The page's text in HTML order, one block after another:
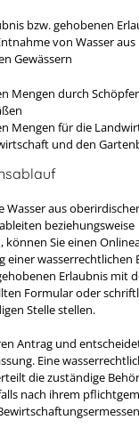
bzw. gehobenen
von Wasser aus
Gewässern
Mengen durch
Mengen für die
und den
Wasser aus
beziehungsweise
können Sie einen
einer wasserrechtlichen
Erlaubnis mit
Formular oder
Stelle stellen.
Antrag und
Eine
die zuständige
nach ihrem